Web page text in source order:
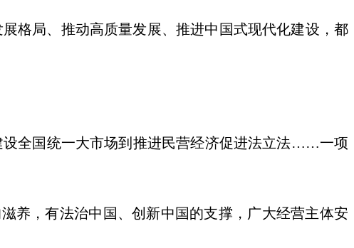
格局、推动高质量发展、推进中国式现代化建设，都
全国统一大市场到推进民营经济促进法立法……一项
，有法治中国、创新中国的支撑，广大经营主体安